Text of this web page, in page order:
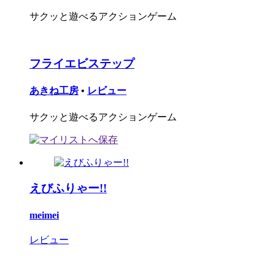
サクッと遊べるアクションゲーム
フライエビステップ
あきね工房 • レビュー
サクッと遊べるアクションゲーム
えびふりゃー!!
meimei
レビュー